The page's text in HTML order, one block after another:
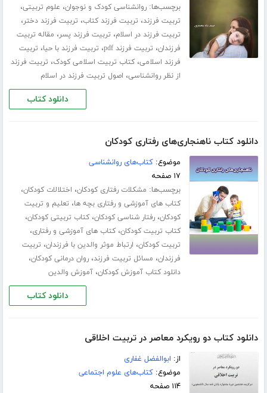
برچسب‌ها:روانشناسی کودک و نوجوان، علوم تربیتی،
تربیت فرزند، تربیت فرزند کتاب، تربیت فرزند دختر،
تربیت فرزند در اسلام، تربیت فرزند پسر، مقاله تربیت
فرزندان، تربیت فرزند pdf ، تربیت فرزند با حیا، تربیت
فرزند اسلامی،کتاب تربیت اسلامی کودک، تربیت فرزند
از نظر روانشناسی، اصول تربیت فرزند در اسلام
دانلود کتاب
دانلود کتاب ناهنجاری‌های رفتاری کودکان
موضوع:کتاب‌های روانشناسی
۱۷ صفحه
برچسب‌ها: مشکلات رفتاری کودکان، اختلالات کودکان،
کتاب های آموزشی و رفتاری بچه ها، تعلیم و تربیت
کودکان،رفتار شناسی کودکان،کتاب تربیتی کودکان،
کتاب تربیت کودکان،کتاب های آموزشی و رفتاری،
تربیت کودکان، ارتباط موثر والدین با فرزندان، تربیت
فرزندان، مسائل تربیت فرزند،روان درمانی کودکان،
دانلود کتاب آموزش کودکان،آموزش والدین
دانلود کتاب
دانلود کتاب دو رویکرد معاصر در تربیت اخلاقی
از: ابوالفضل غفاری
موضوع:کتاب‌های علوم اجتماعی
۱۱۴ صفحه